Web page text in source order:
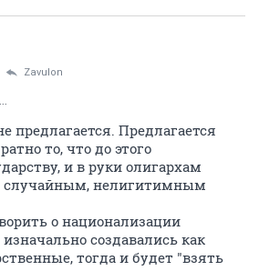
Zavulon
предлагается. Предлагается
то, что до этого
и в руки олигархам
случайным, нелигитимным
о национализации
создавались как
тогда и будет "взять